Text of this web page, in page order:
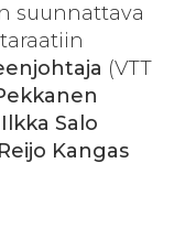
suunnattava
(VTT
Ilkka Salo
Reijo Kangas